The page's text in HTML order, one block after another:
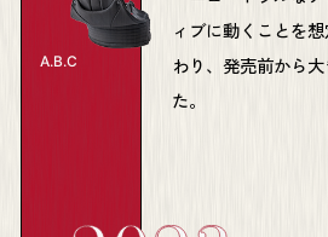
A.B.C
ィブに動くことを
わり、発売前から
た。